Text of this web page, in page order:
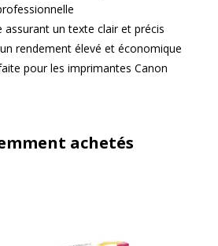
assurant un texte clair et précis
rendement élevé et économique
pour les imprimantes Canon
achetés